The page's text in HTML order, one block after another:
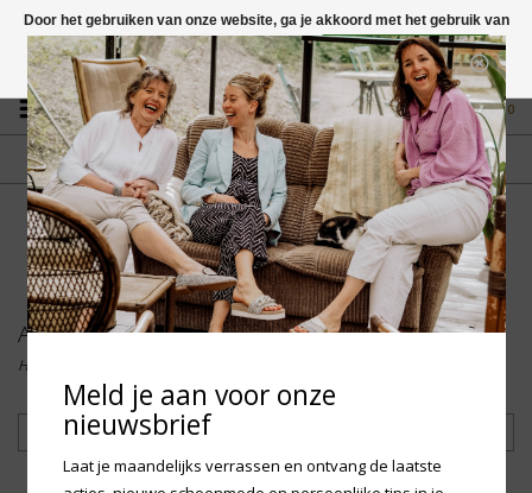
Vragen? App naar +31 58 250 1503
0
GRATIS VERZENDING NL
Vanaf € 75,-
FYSIEKE WINKEL
in Mantgum (frl)
fdad
Accessoires
Home
Filteren
Door het gebruiken van onze website, ga je akkoord met het gebruik van
cookies om onze website te verbeteren.
Dit bericht verbergen
Meer over cookies »
Meld je aan voor onze
nieuwsbrief
Laat je maandelijks verrassen en ontvang de laatste